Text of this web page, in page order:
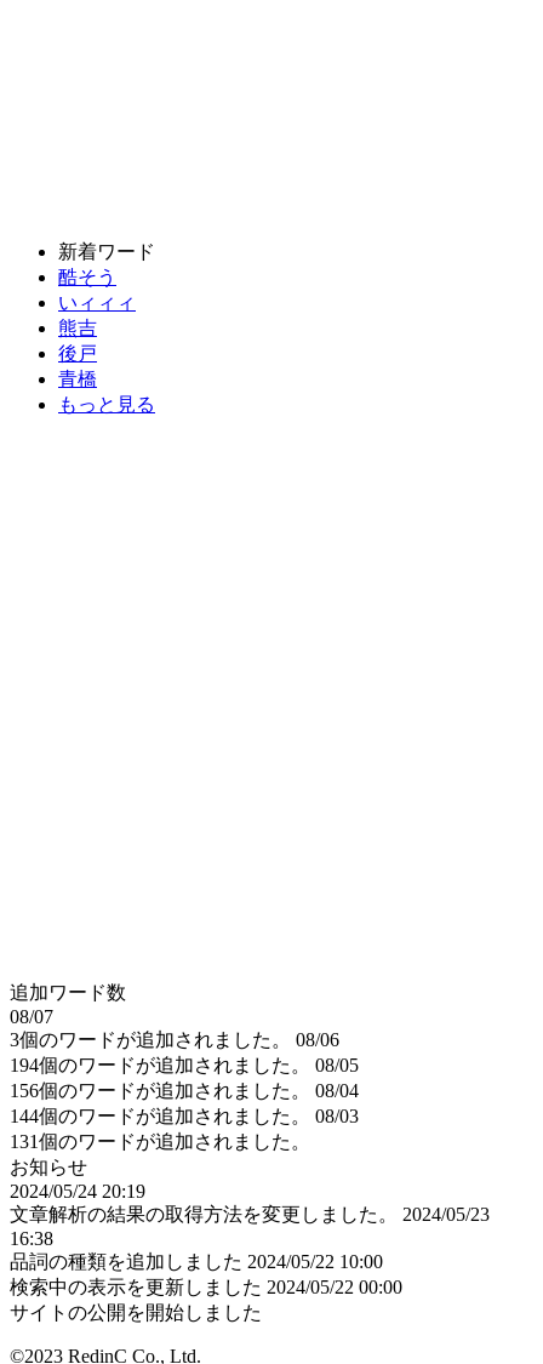
新着ワード
酷そう
いィィィ
熊吉
後戸
青橋
もっと見る
追加ワード数
08/07
3個のワードが追加されました。
08/06
194個のワードが追加されました。
08/05
156個のワードが追加されました。
08/04
144個のワードが追加されました。
08/03
131個のワードが追加されました。
お知らせ
2024/05/24 20:19
文章解析の結果の取得方法を変更しました。
2024/05/23
16:38
品詞の種類を追加しました 2024/05/22 10:00
検索中の表示を更新しました 2024/05/22 00:00
サイトの公開を開始しました
©2023 RedinC Co., Ltd.